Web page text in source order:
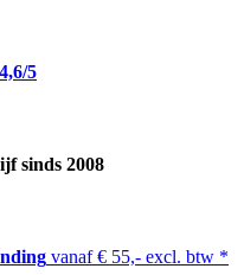
5
sinds 2008
vanaf € 55,- excl. btw *